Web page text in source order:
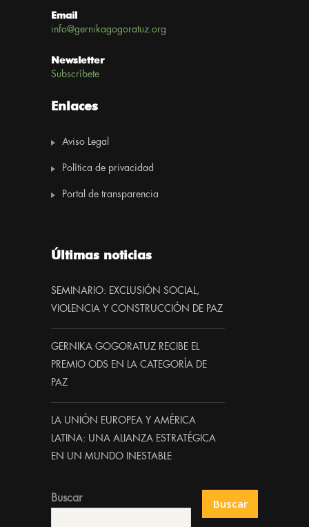
Email
info@gernikagogoratuz.org
Newsletter
Subscríbete
Enlaces
Aviso Legal
Política de privacidad
Portal de transparencia
Últimas noticias
SEMINARIO: EXCLUSIÓN SOCIAL,
VIOLENCIA Y CONSTRUCCIÓN DE PAZ
GERNIKA GOGORATUZ RECIBE EL
PREMIO ODS EN LA CATEGORÍA DE
PAZ
LA UNIÓN EUROPEA Y AMÉRICA
LATINA: UNA ALIANZA ESTRATÉGICA
EN UN MUNDO INESTABLE
Buscar Buscar